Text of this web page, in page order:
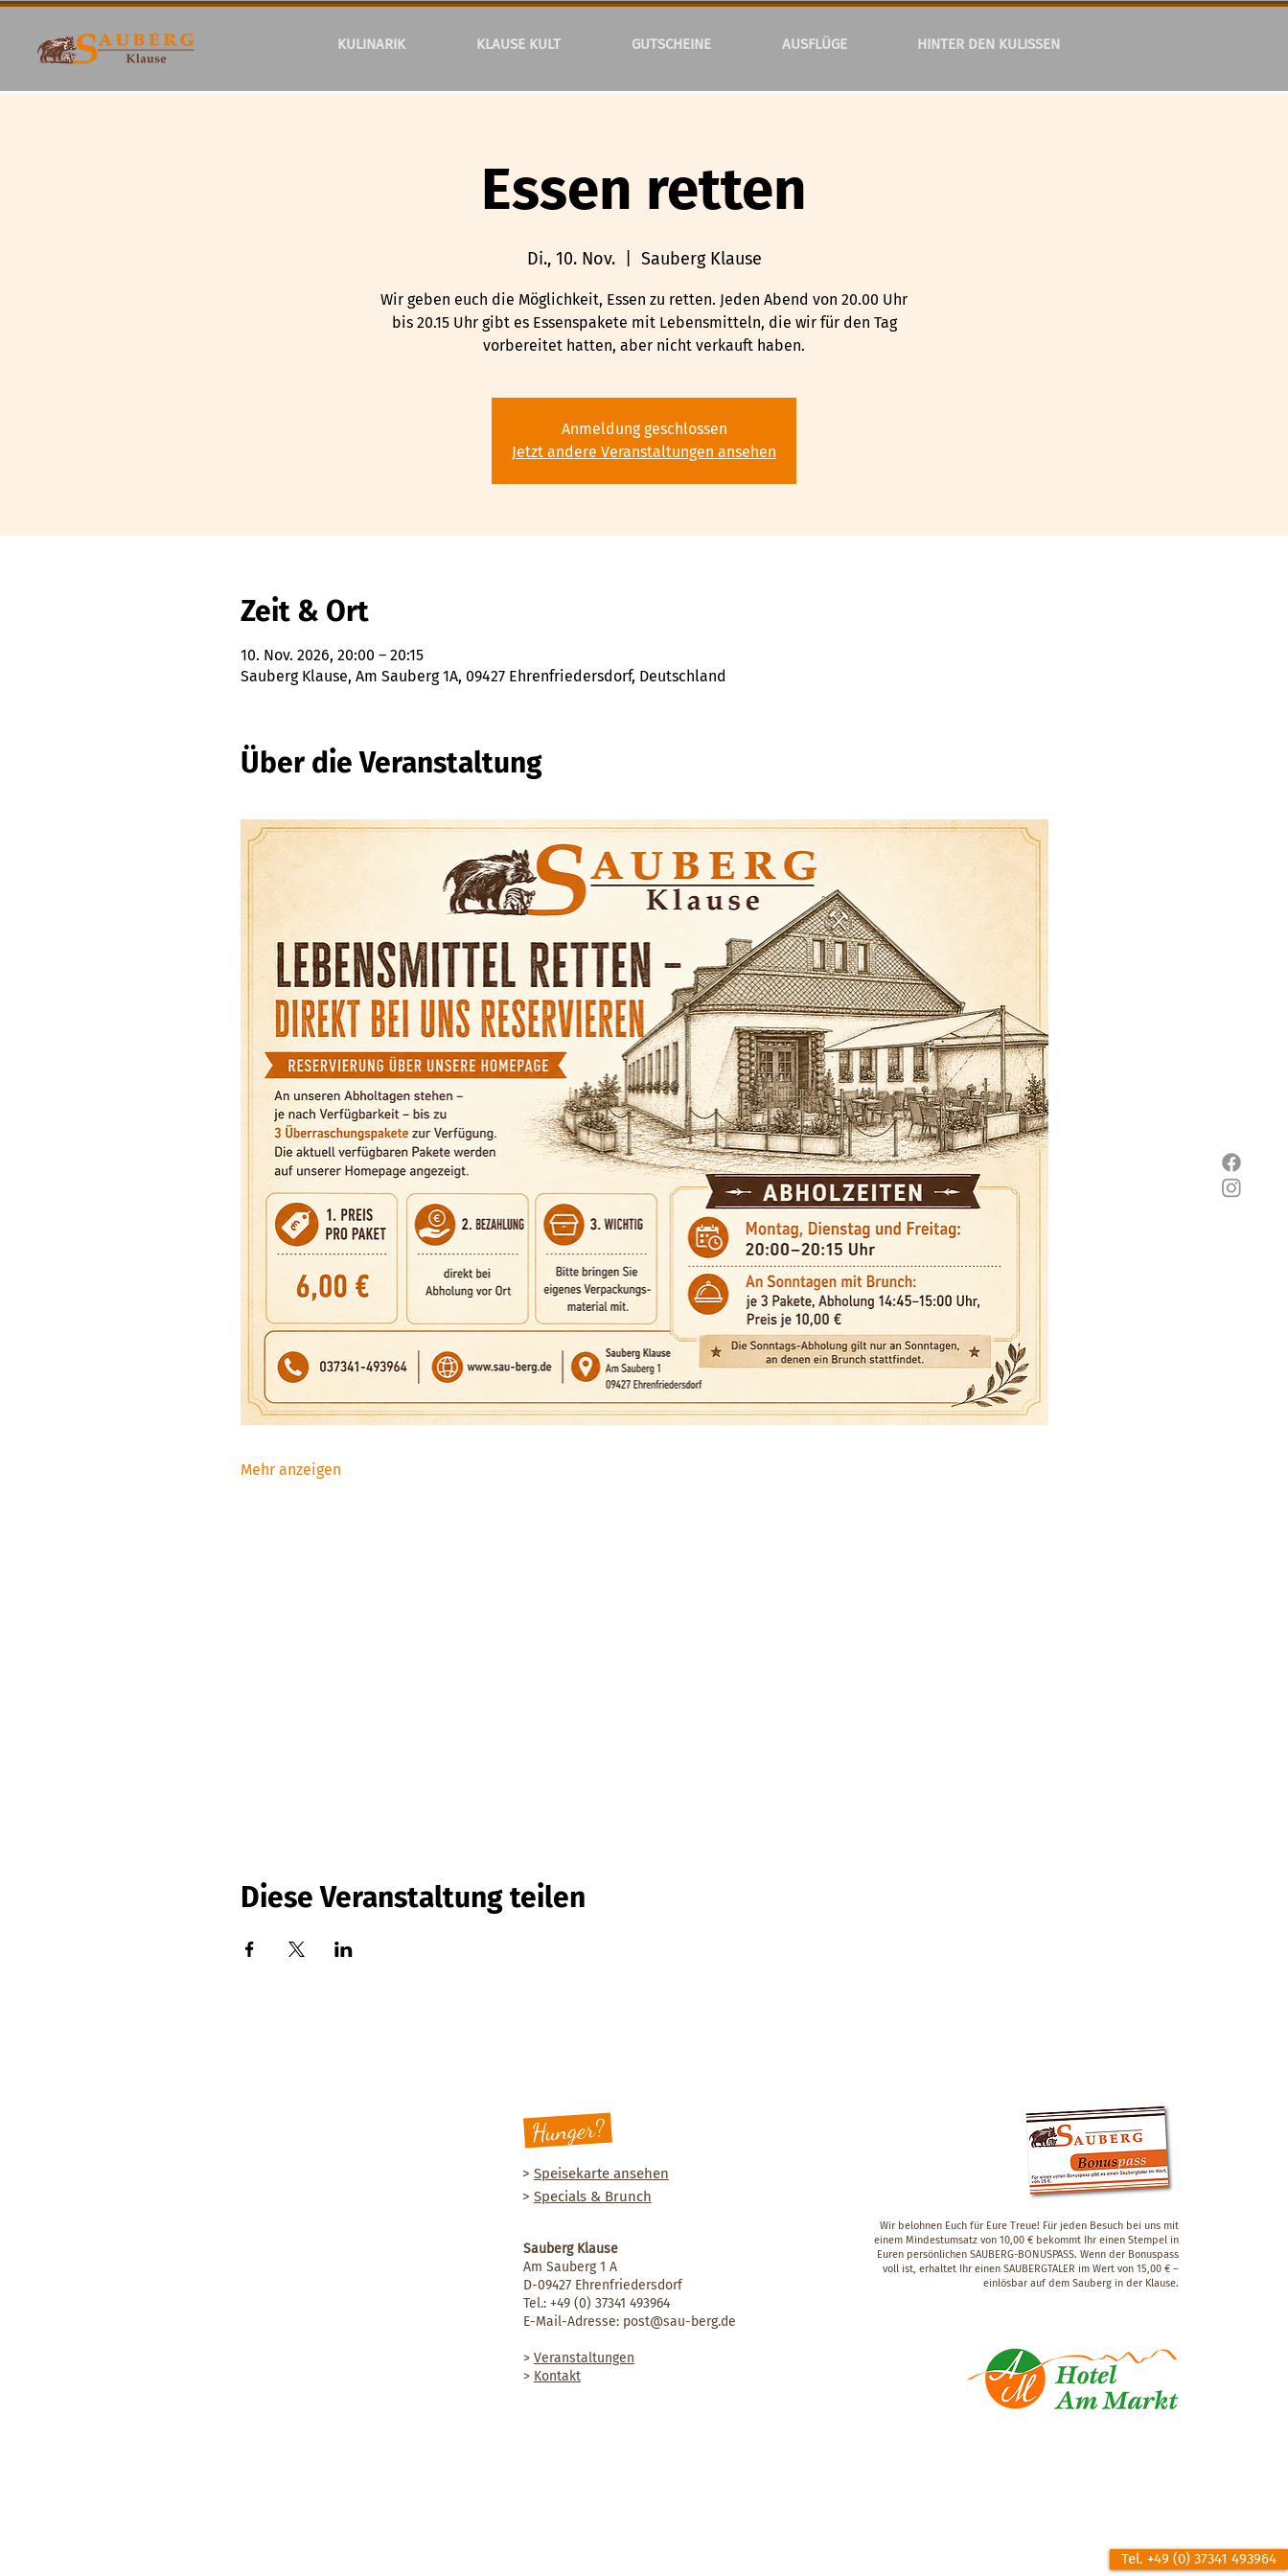
KULINARIK KLAUSE KULT GUTSCHEINE AUSFLÜGE HINTER DEN KULISSEN
Essen retten
Di., 10. Nov.
  |
Sauberg Klause
Wir geben euch die Möglichkeit, Essen zu retten. Jeden Abend von 20.00 Uhr
bis 20.15 Uhr gibt es Essenspakete mit Lebensmitteln, die wir für den Tag
vorbereitet hatten, aber nicht verkauft haben.
Anmeldung geschlossen
Jetzt andere Veranstaltungen ansehen
Zeit & Ort
10. Nov. 2026, 20:00 – 20:15
Sauberg Klause, Am Sauberg 1A, 09427 Ehrenfriedersdorf, Deutschland
Über die Veranstaltung
Mehr anzeigen
Diese Veranstaltung teilen
Tel. +49 (0) 37341 493964
Hunger?
> Speisekarte ansehen
> Specials & Brunch
Sauberg Klause
Am Sauberg 1 A
D-09427 Ehrenfriedersdorf
Tel.: +49 (0) 37341 493964
E-Mail-Adresse: post@sau-berg.de
> Veranstaltungen
> Kontakt
Wir belohnen Euch für Eure Treue! Für jeden Besuch bei uns mit
einem Mindestumsatz von 10,00 € bekommt Ihr einen Stempel in
Euren persönlichen SAUBERG-BONUSPASS. Wenn der Bonuspass
voll ist, erhaltet Ihr einen SAUBERGTALER im Wert von 15,00 € –
einlösbar auf dem Sauberg in der Klause.